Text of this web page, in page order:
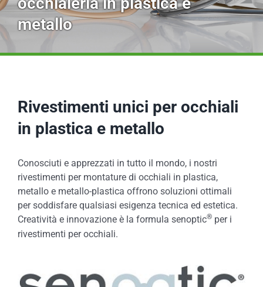
metallo
Rivestimenti unici per occhiali
in plastica e metallo
Conosciuti e apprezzati in tutto il mondo, i nostri
rivestimenti per montature di occhiali in plastica,
metallo e metallo-plastica offrono soluzioni ottimali
per soddisfare qualsiasi esigenza tecnica ed estetica.
Creatività e innovazione è la formula senoptic®per i
rivestimenti per occhiali.